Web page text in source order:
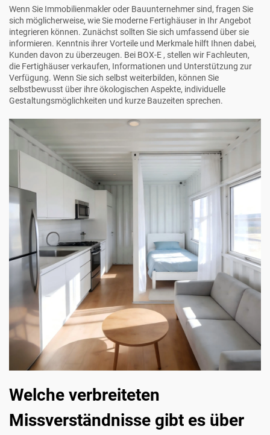
Wenn Sie Immobilienmakler oder Bauunternehmer sind, fragen Sie
sich möglicherweise, wie Sie moderne Fertighäuser in Ihr Angebot
integrieren können. Zunächst sollten Sie sich umfassend über sie
informieren. Kenntnis ihrer Vorteile und Merkmale hilft Ihnen dabei,
Kunden davon zu überzeugen. Bei BOX-E , stellen wir Fachleuten,
die Fertighäuser verkaufen, Informationen und Unterstützung zur
Verfügung. Wenn Sie sich selbst weiterbilden, können Sie
selbstbewusst über ihre ökologischen Aspekte, individuelle
Gestaltungsmöglichkeiten und kurze Bauzeiten sprechen.
Welche verbreiteten
Missverständnisse gibt es über